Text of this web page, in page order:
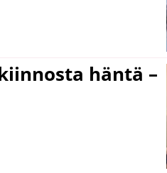
häntä –